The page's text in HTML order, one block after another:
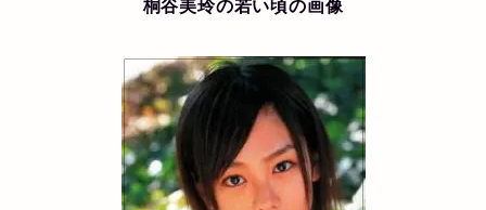
桐谷美玲の若い頃の画像